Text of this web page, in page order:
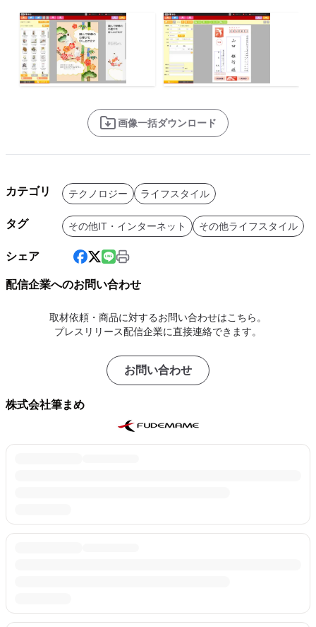
画像一括ダウンロード
カテゴリ テクノロジー ライフスタイル
タグ その他IT・インターネット その他ライフスタイル
シェア
配信企業へのお問い合わせ
取材依頼・商品に対するお問い合わせはこちら。
プレスリリース配信企業に直接連絡できます。
お問い合わせ
株式会社筆まめ